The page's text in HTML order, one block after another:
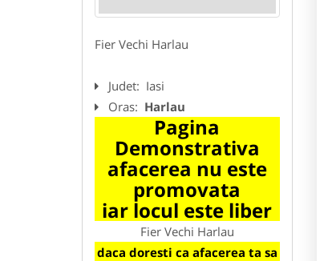
Fier Vechi Harlau
Judet: Iasi
Oras: Harlau
Pagina
Demonstrativa
afacerea nu este
promovata
iar locul este liber
Fier Vechi Harlau
daca doresti ca afacerea ta sa